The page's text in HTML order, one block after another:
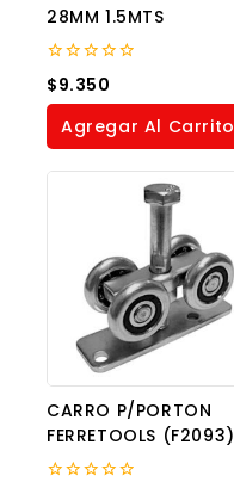
28MM 1.5MTS
0
out
of
$9.350
Agregar Al Carrito
CARRO P/PORTON
FERRETOOLS (F2093)